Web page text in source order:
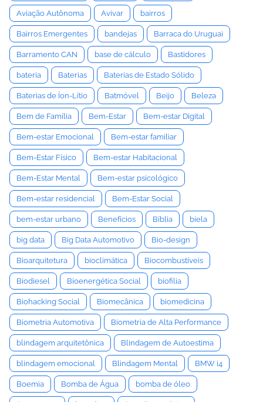
Aviação Autônoma Avivar bairros
Bairros Emergentes bandejas Barraca do Uruguai
Barramento CAN base de cálculo Bastidores
bateria Baterias Baterias de Estado Sólido
Baterias de Íon-Lítio Batmóvel Beijo Beleza
Bem de Família Bem-Estar Bem-estar Digital
Bem-estar Emocional Bem-estar familiar
Bem-Estar Físico Bem-estar Habitacional
Bem-Estar Mental Bem-estar psicológico
Bem-estar residencial Bem-Estar Social
bem-estar urbano Benefícios Bíblia biela
big data Big Data Automotivo Bio-design
Bioarquitetura bioclimática Biocombustíveis
Biodiesel Bioenergética Social biofilia
Biohacking Social Biomecânica biomedicina
Biometria Automotiva Biometria de Alta Performance
blindagem arquitetônica Blindagem de Autoestima
blindagem emocional Blindagem Mental BMW i4
Boemia Bomba de Água bomba de óleo